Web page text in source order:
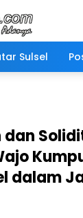
Sulsel
dan
dalam